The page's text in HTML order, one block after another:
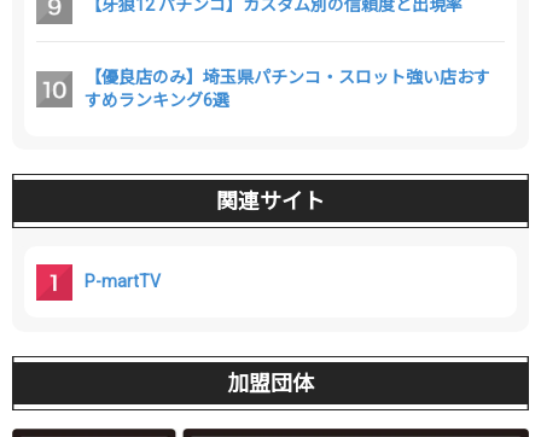
【牙狼12 パチンコ】カスタム別の信頼度と出現率
【優良店のみ】埼玉県パチンコ・スロット強い店おす
すめランキング6選
関連サイト
P-martTV
加盟団体